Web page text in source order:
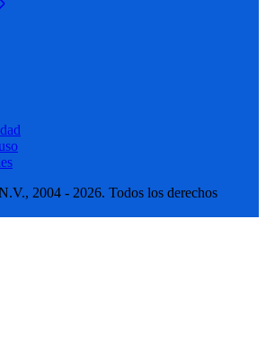
2004 - 2026. Todos los derechos